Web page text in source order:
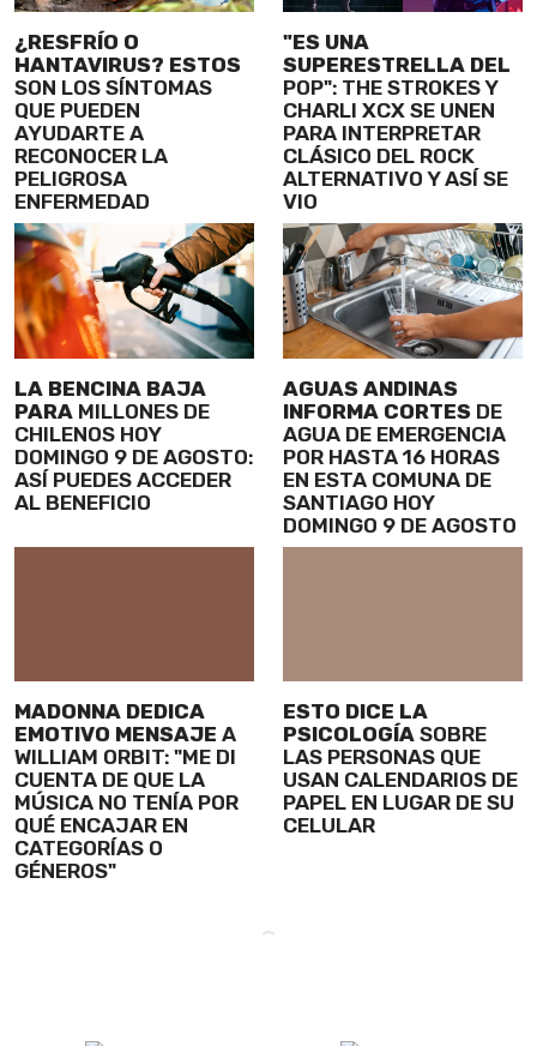
¿RESFRÍO O
HANTAVIRUS? ESTOS
SON LOS SÍNTOMAS
QUE PUEDEN
AYUDARTE A
RECONOCER LA
PELIGROSA
ENFERMEDAD
"ES UNA
SUPERESTRELLA DEL
POP": THE STROKES Y
CHARLI XCX SE UNEN
PARA INTERPRETAR
CLÁSICO DEL ROCK
ALTERNATIVO Y ASÍ SE
VIO
LA BENCINA BAJA
PARA MILLONES DE
CHILENOS HOY
DOMINGO 9 DE AGOSTO:
ASÍ PUEDES ACCEDER
AL BENEFICIO
AGUAS ANDINAS
INFORMA CORTES DE
AGUA DE EMERGENCIA
POR HASTA 16 HORAS
EN ESTA COMUNA DE
SANTIAGO HOY
DOMINGO 9 DE AGOSTO
MADONNA DEDICA
EMOTIVO MENSAJE A
WILLIAM ORBIT: "ME DI
CUENTA DE QUE LA
MÚSICA NO TENÍA POR
QUÉ ENCAJAR EN
CATEGORÍAS O
GÉNEROS"
ESTO DICE LA
PSICOLOGÍA SOBRE
LAS PERSONAS QUE
USAN CALENDARIOS DE
PAPEL EN LUGAR DE SU
CELULAR